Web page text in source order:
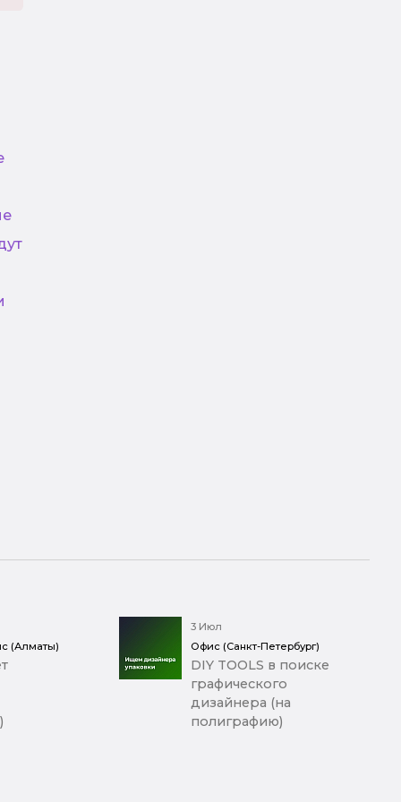
(Алматы)
3 Июл
Офис (Санкт-Петербург)
DIY TOOLS в поиске
графического
дизайнера (на
полиграфию)